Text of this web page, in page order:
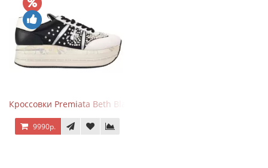
Кроссовки Premiata Beth Black White
9990р.